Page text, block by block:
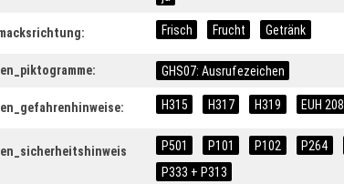
Frisch Frucht Getränk
GHS07: Ausrufezeichen
H315 H317 H319 EUH 208
P501 P101 P102 P264
P333 + P313